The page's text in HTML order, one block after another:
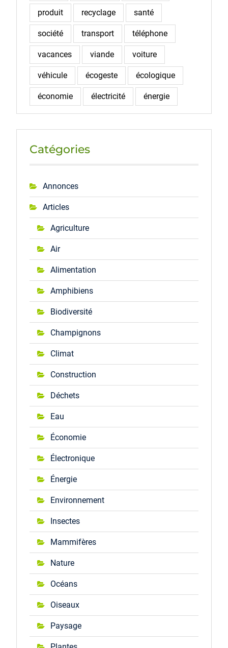
produit recyclage santé
société transport téléphone
vacances viande voiture
véhicule écogeste écologique
économie électricité énergie
Catégories
Annonces
Articles
Agriculture
Air
Alimentation
Amphibiens
Biodiversité
Champignons
Climat
Construction
Déchets
Eau
Économie
Électronique
Énergie
Environnement
Insectes
Mammifères
Nature
Océans
Oiseaux
Paysage